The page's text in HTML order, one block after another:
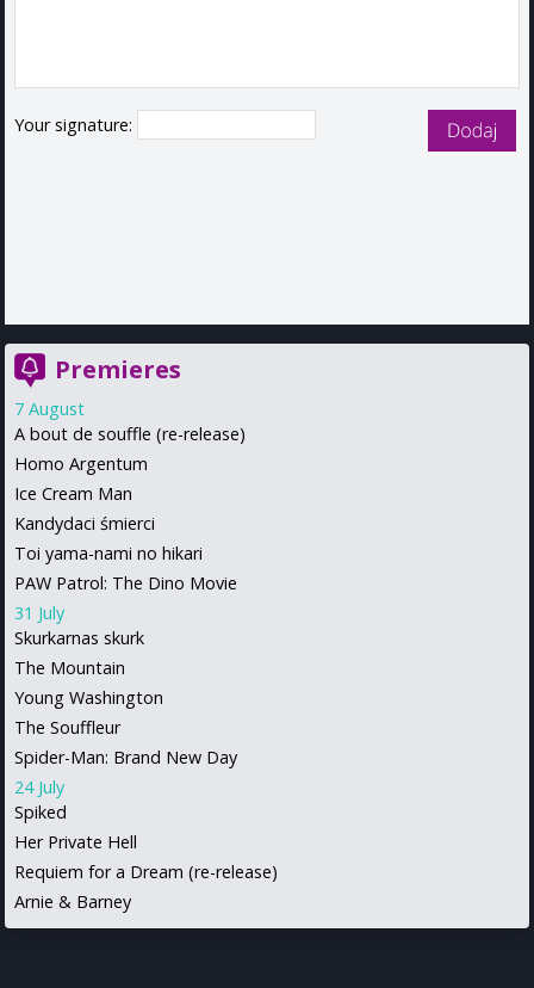
Your signature:
Premieres
7 August
A bout de souffle (re-release)
Homo Argentum
Ice Cream Man
Kandydaci śmierci
Toi yama-nami no hikari
PAW Patrol: The Dino Movie
31 July
Skurkarnas skurk
The Mountain
Young Washington
The Souffleur
Spider-Man: Brand New Day
24 July
Spiked
Her Private Hell
Requiem for a Dream (re-release)
Arnie & Barney